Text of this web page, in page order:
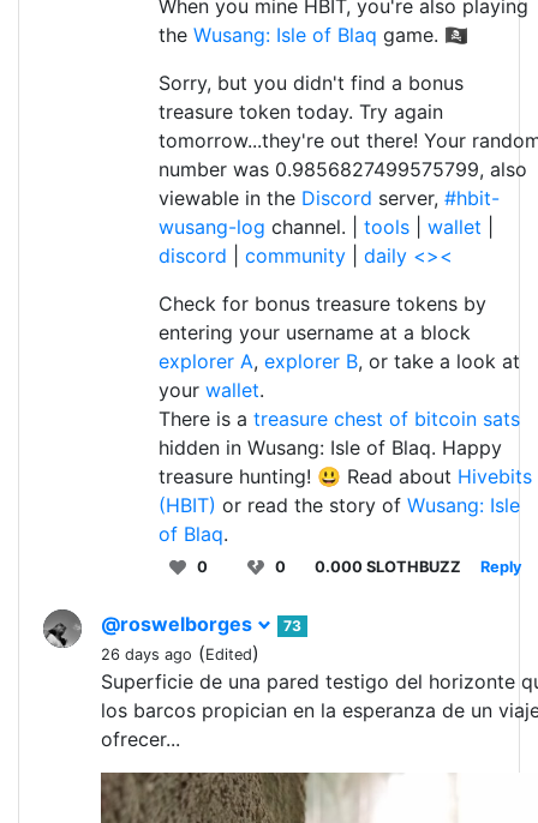
When you mine HBIT, you're also playing
the Wusang: Isle of Blaq game. 🏴‍☠️
Sorry, but you didn't find a bonus
treasure token today. Try again
tomorrow...they're out there! Your
number was 0.9856827499575799, also
viewable in the Discord server, #hbit-
wusang-log channel. | tools wallet
discord
community
daily <><
Check for bonus treasure tokens by
entering your username at a block
explorer A, explorer B, or take a look at
your wallet.
There is a treasure chest of bitcoin sats
hidden in Wusang: Isle of Blaq. Happy
treasure hunting! 😃 Read about Hivebits
(HBIT) or read the story of Wusang: Isle
of Blaq.
0 0 0.000 SLOTHBUZZ Reply
@roswelborges
73
26 days ago (Edited)
Superficie de una pared testigo del horizonte
los barcos propician en la esperanza de un
ofrecer...